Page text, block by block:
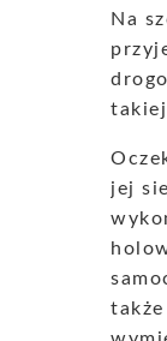
Na
jej